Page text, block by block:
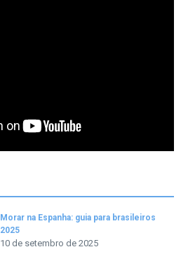
Morar na Espanha: guia para brasileiros
2025
10 de setembro de 2025